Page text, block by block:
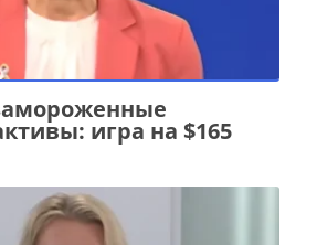
игра на $165